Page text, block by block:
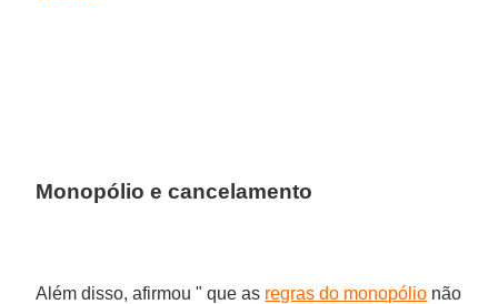
Monopólio e cancelamento
Além disso, afirmou " que as regras do monopólio não